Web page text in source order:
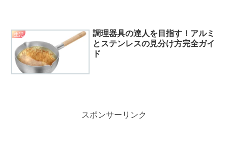
生活
調理器具の達人を目指す！アルミ
とステンレスの見分け方完全ガイ
ド
スポンサーリンク